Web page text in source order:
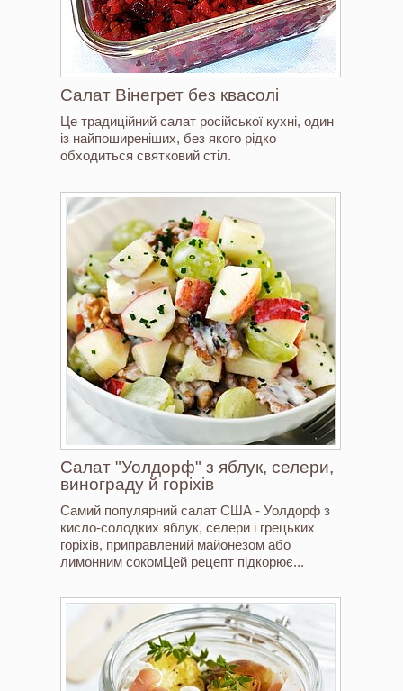
Салат Вінегрет без квасолі
Це традиційний салат російської кухні, один
із найпоширеніших, без якого рідко
обходиться святковий стіл.
Салат "Уолдорф" з яблук, селери,
винограду й горіхів
Самий популярний салат США - Уолдорф з
кисло-солодких яблук, селери і грецьких
горіхів, приправлений майонезом або
лимонним сокомЦей рецепт підкорює...